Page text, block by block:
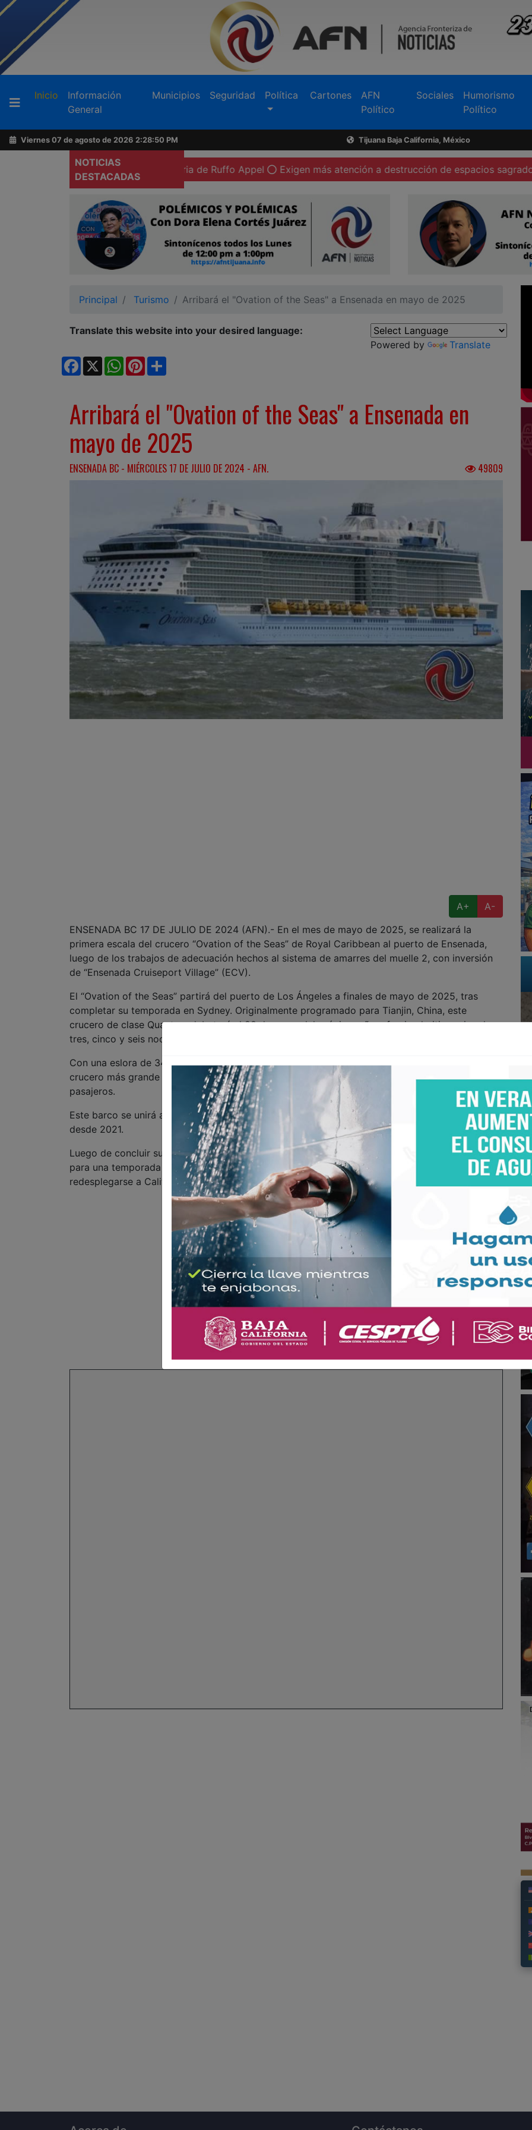
Inicio (current)
Información
General
Municipios Seguridad Política Cartones
AFN
Político
Sociales
Humorismo
Político
Viernes 07 de agosto de 2026 2:28:52 PM Tijuana Baja California, México
NOTICIAS
DESTACADAS
preventiva domiciliaria de Ruffo Appel Exigen más atención a destrucción de espacios sagrados en Tecate
Principal Turismo Arribará el "Ovation of the Seas" a Ensenada en mayo de 2025
Translate this website into your desired language:
Powered by
Translate
Facebook
X WhatsApp
Pinterest
Arribará el "Ovation of the Seas" a Ensenada en
mayo de 2025
ENSENADA BC - MIÉRCOLES 17 DE JULIO DE 2024 - AFN. 49809
A+
A-
ENSENADA BC 17 DE JULIO DE 2024 (AFN).- En el mes de mayo de 2025, se realizará la
primera escala del crucero “Ovation of the Seas” de Royal Caribbean al puerto de Ensenada,
luego de los trabajos de adecuación hechos al sistema de amarres del muelle 2, con inversión
de “Ensenada Cruiseport Village” (ECV).
El “Ovation of the Seas” partirá del puerto de Los Ángeles a finales de mayo de 2025, tras
completar su temporada en Sydney. Originalmente programado para Tianjin, China, este
crucero de clase Quantum debutará el 28 de mayo del próximo año, ofreciendo itinerarios de
tres, cinco y seis noches con salida desde Los Ángeles, California.
Con una eslora de 348 metros y un peso de 167,800 toneladas, el “Ovation of the Seas” es el
crucero más grande que ha llegado al Puerto de Ensenada, y tiene capacidad para hasta 4,900
pasajeros.
Este barco se unirá al “Navigator of the Seas”, que ha estado haciendo escala en el puerto
desde 2021.
Luego de concluir su actual temporada en Alaska, el “Ovation of the Seas” se dirigirá a Australia
para una temporada de cruceros estacionados en Sydney hasta abril de 2025, antes de
redesplegarse a California.
Buscador
Acerca
de